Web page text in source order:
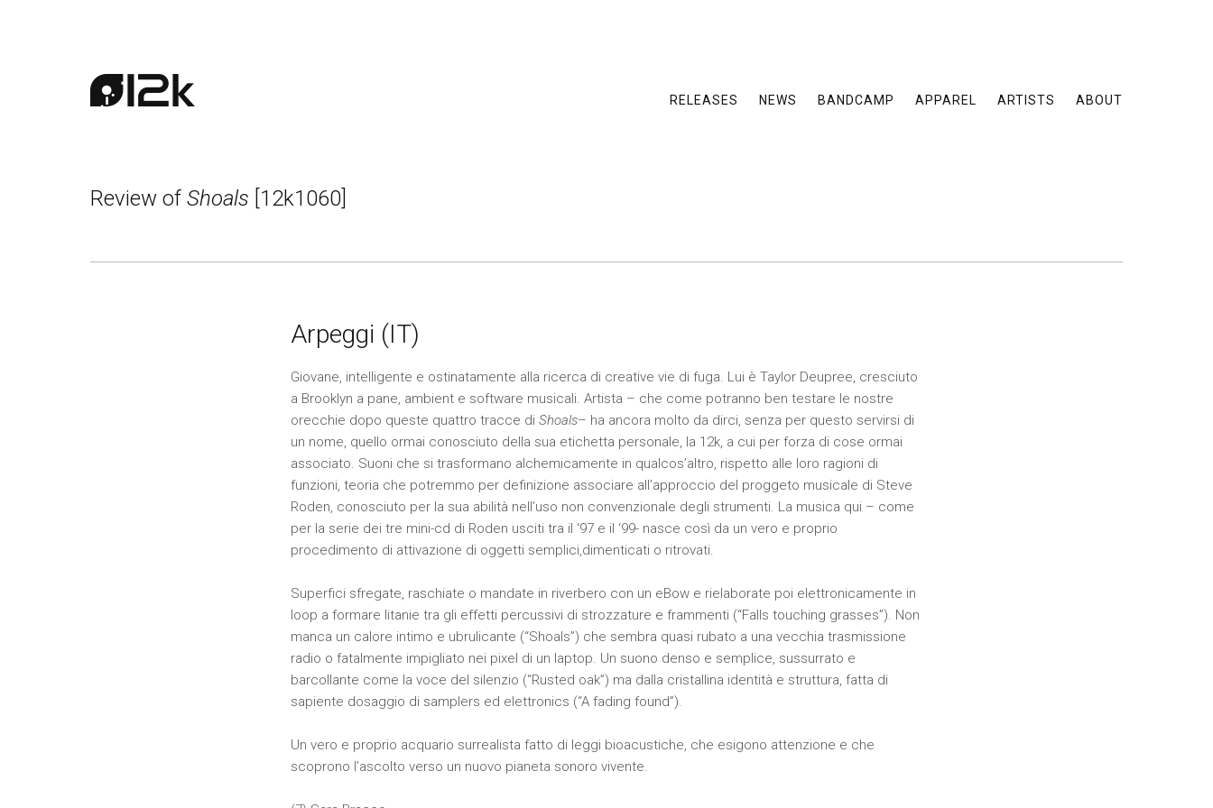
RELEASES NEWS BANDCAMP APPAREL ARTISTS ABOUT
Review of Shoals [12k1060]
Arpeggi (IT)
Giovane, intelligente e ostinatamente alla ricerca di creative vie di fuga. Lui è Taylor Deupree, cresciuto
a Brooklyn a pane, ambient e software musicali. Artista – che come potranno ben testare le nostre
orecchie dopo queste quattro tracce di Shoals– ha ancora molto da dirci, senza per questo servirsi di
un nome, quello ormai conosciuto della sua etichetta personale, la 12k, a cui per forza di cose ormai
associato. Suoni che si trasformano alchemicamente in qualcos’altro, rispetto alle loro ragioni di
funzioni, teoria che potremmo per definizione associare all’approccio del proggeto musicale di Steve
Roden, conosciuto per la sua abilità nell’uso non convenzionale degli strumenti. La musica qui – come
per la serie dei tre mini-cd di Roden usciti tra il ‘97 e il ‘99- nasce così da un vero e proprio
procedimento di attivazione di oggetti semplici,dimenticati o ritrovati.
Superfici sfregate, raschiate o mandate in riverbero con un eBow e rielaborate poi elettronicamente in
loop a formare litanie tra gli effetti percussivi di strozzature e frammenti (“Falls touching grasses”). Non
manca un calore intimo e ubrulicante (“Shoals”) che sembra quasi rubato a una vecchia trasmissione
radio o fatalmente impigliato nei pixel di un laptop. Un suono denso e semplice, sussurrato e
barcollante come la voce del silenzio (“Rusted oak”) ma dalla cristallina identità e struttura, fatta di
sapiente dosaggio di samplers ed elettronics (“A fading found”).
Un vero e proprio acquario surrealista fatto di leggi bioacustiche, che esigono attenzione e che
scoprono l’ascolto verso un nuovo pianeta sonoro vivente.